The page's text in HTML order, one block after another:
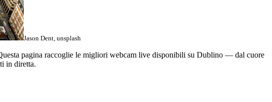
Jason Dent, unsplash
pagina raccoglie le migliori webcam live disponibili su Dublino — dal cuore
in diretta.